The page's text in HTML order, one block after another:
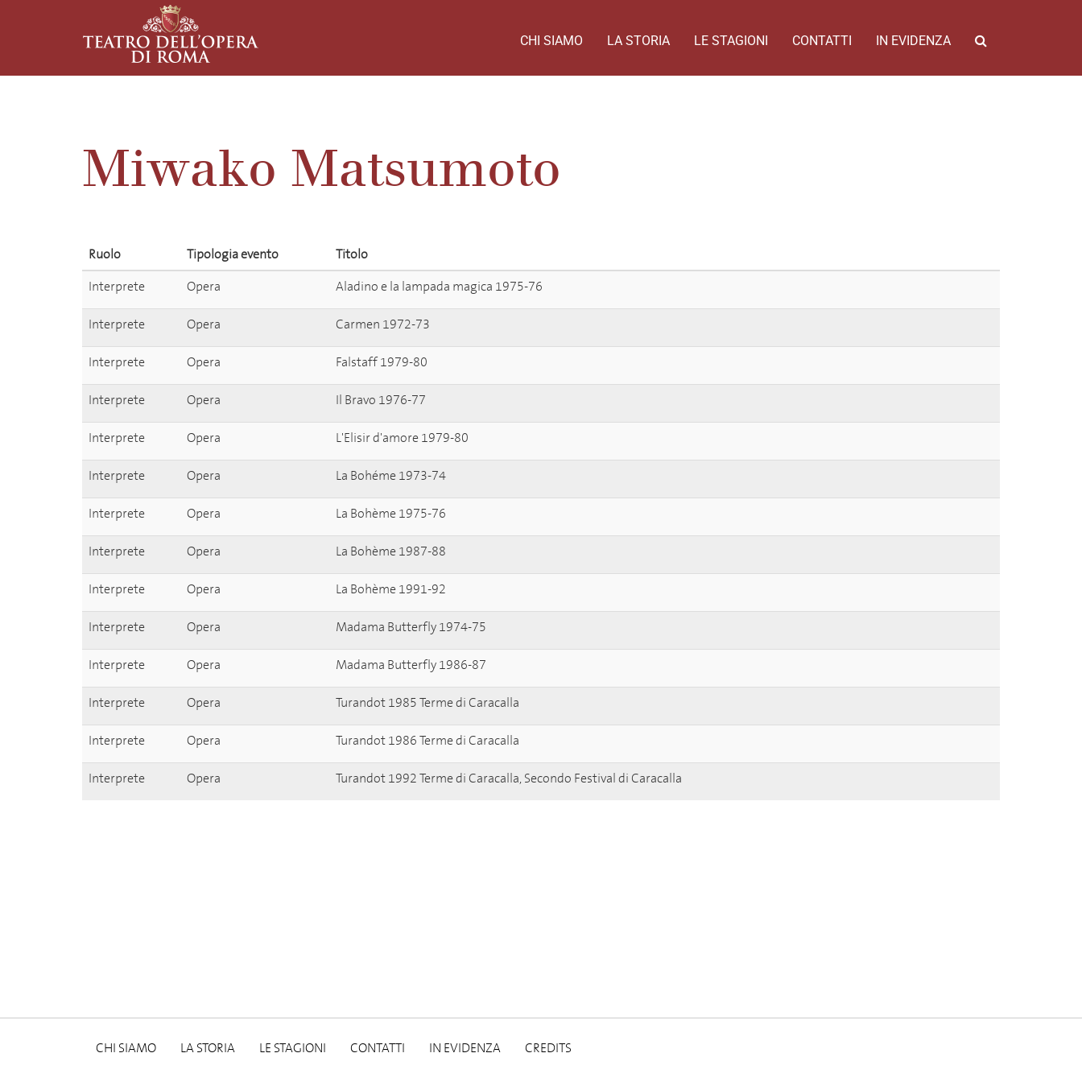
CHI SIAMO LA STORIA LE STAGIONI CONTATTI IN EVIDENZA
Miwako Matsumoto
Ruolo Tipologia evento
Titolo
Interprete
Opera Aladino e la lampada magica 1975-76
Interprete Opera Carmen 1972-73
Interprete Opera Falstaff 1979-80
Interprete Opera Il Bravo 1976-77
Interprete Opera L'Elisir d'amore 1979-80
Interprete Opera La Bohéme 1973-74
Interprete Opera La Bohème 1975-76
Interprete Opera La Bohème 1987-88
Interprete Opera La Bohème 1991-92
Interprete Opera Madama Butterfly 1974-75
Interprete Opera Madama Butterfly 1986-87
Interprete Opera Turandot 1985 Terme di Caracalla
Interprete Opera Turandot 1986 Terme di Caracalla
Interprete Opera Turandot 1992 Terme di Caracalla, Secondo Festival di Caracalla
CHI SIAMO LA STORIA LE STAGIONI CONTATTI IN EVIDENZA CREDITS